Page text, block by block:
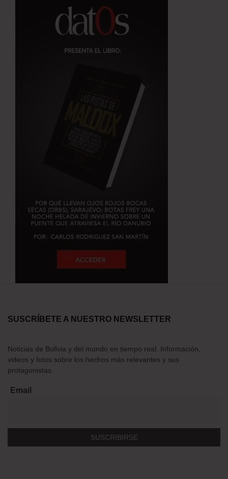
SUSCRÍBETE A NUESTRO NEWSLETTER
Noticias de Bolivia y del mundo en tiempo real. Información,
videos y fotos sobre los hechos más relevantes y sus
protagonistas.
Email